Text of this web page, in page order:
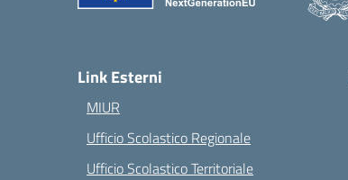
Link Esterni
MIUR
Ufficio Scolastico Regionale
Ufficio Scolastico Territoriale